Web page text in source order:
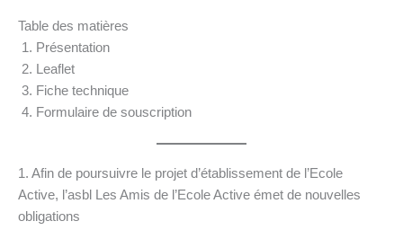
Table des matières
Présentation
Leaflet
Fiche technique
Formulaire de souscription
1. Afin de poursuivre le projet d’établissement de l’Ecole
Active, l’asbl Les Amis de l’Ecole Active émet de nouvelles
obligations